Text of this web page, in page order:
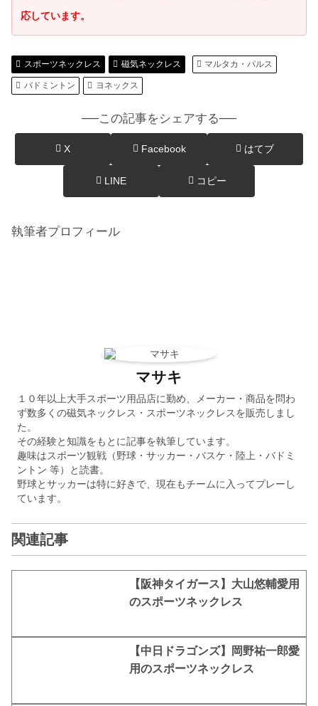
応しています。
スポーツネックレス 磁気ネックレス マルタカ・パルス
バドミントン ヨネックス
──この記事をシェアする──
X Facebook はてブ
LINE コピー
執筆者プロフィール
マサキ
１０年以上大手スポーツ用品店に勤め、メーカー・商品を問わ
ず数多くの磁気ネックレス・スポーツネックレスを販売しまし
た。
その経験と知識をもとに記事を執筆しています。
趣味はスポーツ観戦（野球・サッカー・バスケ・陸上・バドミ
ントン 等）と読書。
野球とサッカーは特に好きで、現在もチームに入ってプレーし
ています。
関連記事
【阪神タイガース】大山悠輔愛用
のスポーツネックレス
【中日ドラゴンズ】岡野祐一郎愛
用のスポーツネックレス